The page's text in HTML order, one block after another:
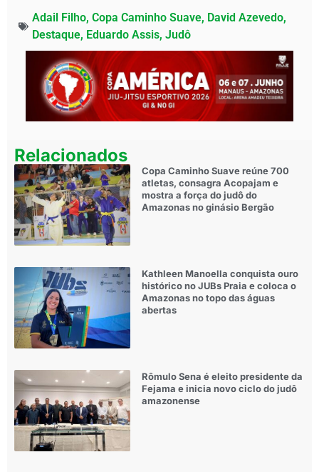
Adail Filho, Copa Caminho Suave, David Azevedo,
Destaque, Eduardo Assis, Judô
Relacionados
Copa Caminho Suave reúne 700
atletas, consagra Acopajam e
mostra a força do judô do
Amazonas no ginásio Bergão
Kathleen Manoella conquista ouro
histórico no JUBs Praia e coloca o
Amazonas no topo das águas
abertas
Rômulo Sena é eleito presidente da
Fejama e inicia novo ciclo do judô
amazonense